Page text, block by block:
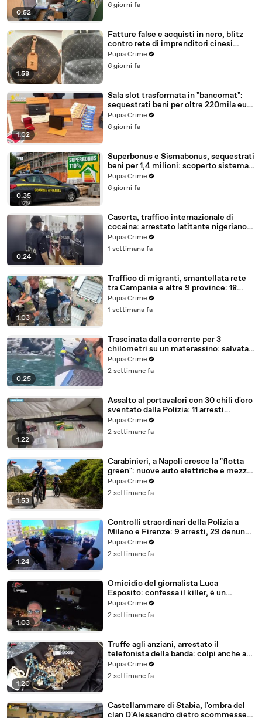
0:52
6 giorni fa
1:58
Fatture false e acquisti in nero, blitz
contro rete di imprenditori cinesi
sequestri per 8,5 milioni (29.07.26)
Pupia Crime
6 giorni fa
1:02
Sala slot trasformata in "bancomat":
sequestrati beni per oltre 220mila euro
a due coniugi (29.07.26)
Pupia Crime
6 giorni fa
0:35
Superbonus e Sismabonus, sequestrati
beni per 1,4 milioni: scoperto sistema
con false abitazioni (29.07.26)
Pupia Crime
6 giorni fa
0:24
Caserta, traffico internazionale di
cocaina: arrestato latitante nigeriano
ricercato dal 2019 (28.07.26)
Pupia Crime
1 settimana fa
1:03
Traffico di migranti, smantellata rete
tra Campania e altre 9 province: 18
arresti (27.07.26)
Pupia Crime
1 settimana fa
0:25
Trascinata dalla corrente per 3
chilometri su un materassino: salvata
dalla Polizia (25.07.26)
Pupia Crime
2 settimane fa
1:22
Assalto al portavalori con 30 chili d'oro
sventato dalla Polizia: 11 arresti
(25.07.26)
Pupia Crime
2 settimane fa
1:53
Carabinieri, a Napoli cresce la "flotta
green": nuove auto elettriche e mezzi
sostenibili anche sulle isole (25.07.26)
Pupia Crime
2 settimane fa
1:24
Controlli straordinari della Polizia a
Milano e Firenze: 9 arresti, 29 denunce
e oltre 7mila persone identificate
(25.07.26)
Pupia Crime
2 settimane fa
1:03
Omicidio del giornalista Luca
Esposito: confessa il killer, è un
26enne tunisino (25.07.26)
Pupia Crime
2 settimane fa
1:20
Truffe agli anziani, arrestato il
telefonista della banda: colpi anche ad
Aversa, oltre 300mila euro il bottino
stimato (24.07.26)
Pupia Crime
2 settimane fa
Castellammare di Stabia, l'ombra del
clan D'Alessandro dietro scommesse